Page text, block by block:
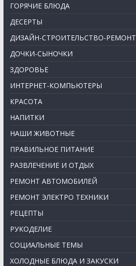
ГОРЯЧИЕ БЛЮДА
ДЕСЕРТЫ
ДИЗАЙН-СТРОИТЕЛЬСТВО-РЕМОНТ
ДОЧКИ-СЫНОЧКИ
ЗДОРОВЬЕ
ИНТЕРНЕТ-КОМПЬЮТЕРЫ
КРАСОТА
НАПИТКИ
НАШИ ЖИВОТНЫЕ
ПРАВИЛЬНОЕ ПИТАНИЕ
РАЗВЛЕЧЕНИЕ И ОТДЫХ
РЕМОНТ АВТОМОБИЛЕЙ
РЕМОНТ ЭЛЕКТРО ТЕХНИКИ
РЕЦЕПТЫ
РУКОДЕЛИЕ
СОЦИАЛЬНЫЕ ТЕМЫ
ХОЛОДНЫЕ БЛЮДА И ЗАКУСКИ